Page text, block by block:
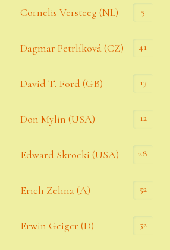
Cornelis Versteeg (NL) 5
Dagmar Petrlíková (CZ) 41
David T. Ford (GB) 13
Don Mylin (USA) 12
Edward Skrocki (USA) 28
Erich Zelina (A) 52
Erwin Geiger (D) 52